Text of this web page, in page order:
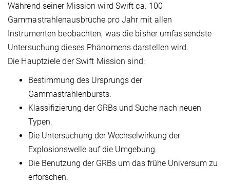
Während seiner Mission wird Swift ca. 100
Gammastrahlenausbrüche pro Jahr mit allen
Instrumenten beobachten, was die bisher umfassendste
Untersuchung dieses Phänomens darstellen wird.
Die Hauptziele der Swift Mission sind:
Bestimmung des Ursprungs der
Gammastrahlenbursts.
Klassifizierung der GRBs und Suche nach neuen
Typen.
Die Untersuchung der Wechselwirkung der
Explosionswelle auf die Umgebung.
Die Benutzung der GRBs um das frühe Universum zu
erforschen.